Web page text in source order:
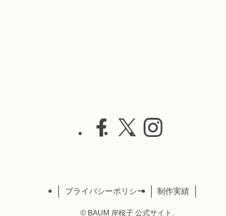
プライバシーポリシー 制作実績
© BAUM 岸桜子 公式サイト.